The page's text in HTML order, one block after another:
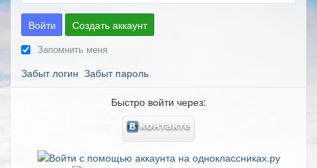
Войти Создать аккаунт
Запомнить меня
Забыт логин Забыт пароль
Быстро войти через: